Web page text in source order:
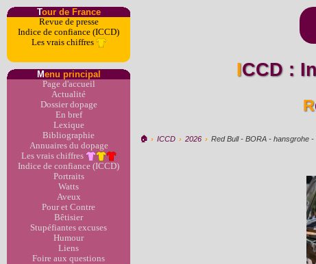
Tour de France
Revue de presse
Indice de confiance (ICCD)
Les vrais chiffres
Menu principal
Page d'accueil
Actualité
Dossier dopage
En bref
Lexique
Bibliographie
Annuaires du dopage
Les vrais chiffres
Indice de confiance (ICCD)
Portraits
Watts
Aveux
Pour et Contre
Bêtisier
Stupéfiantes excuses
Humour
Liens
Foire aux questions
ICCD :
🏠︎ › ICCD › 2026 › Red Bull - BORA - hansgrohe -